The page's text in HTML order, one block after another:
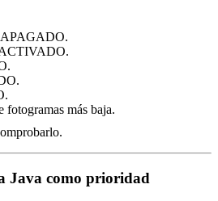
APAGADO.
fotogramas más baja.
Java como prioridad